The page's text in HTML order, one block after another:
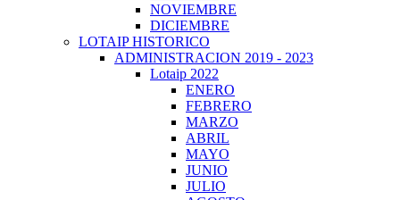
NOVIEMBRE
DICIEMBRE
LOTAIP HISTORICO
ADMINISTRACION 2019 - 2023
Lotaip 2022
ENERO
FEBRERO
MARZO
ABRIL
MAYO
JUNIO
JULIO